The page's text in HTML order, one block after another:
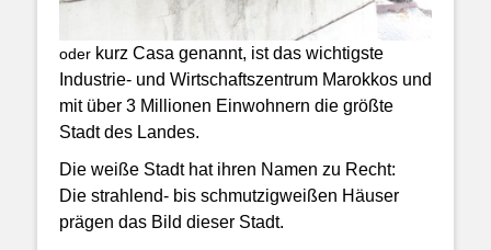
oder kurz Casa genannt, ist das wichtigste
Industrie- und Wirtschaftszentrum Marokkos und
mit über 3 Millionen Einwohnern die größte
Stadt des Landes.
Die weiße Stadt hat ihren Namen zu Recht:
Die strahlend- bis schmutzigweißen Häuser
prägen das Bild dieser Stadt.